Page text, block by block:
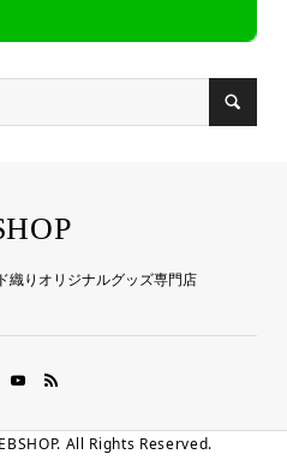
織りオリジナルグッズ専門店
All Rights Reserved.